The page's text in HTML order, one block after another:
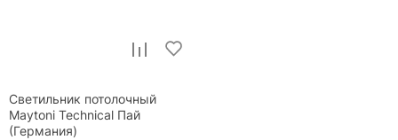
Светильник потолочный
Maytoni Technical Пай
(Германия)